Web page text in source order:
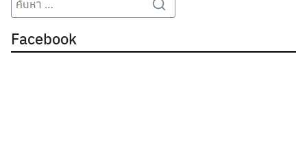
for:
Search
Facebook